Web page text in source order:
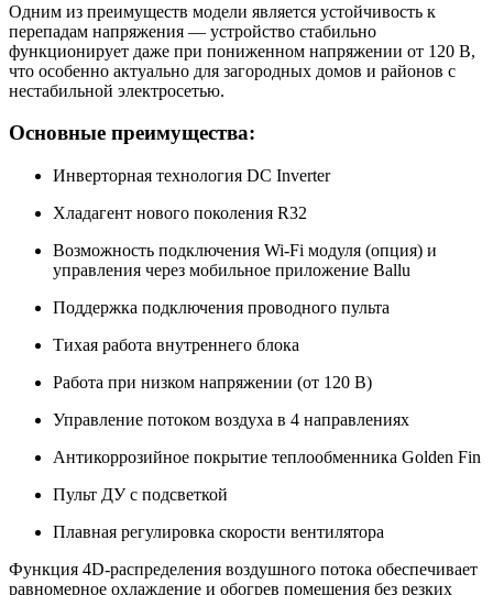
Одним из преимуществ модели является устойчивость к
перепадам напряжения — устройство стабильно
функционирует даже при пониженном напряжении от 120 В,
что особенно актуально для загородных домов и районов с
нестабильной электросетью.
Основные преимущества:
Инверторная технология DC Inverter
Хладагент нового поколения R32
Возможность подключения Wi-Fi модуля (опция) и
управления через мобильное приложение Ballu
Поддержка подключения проводного пульта
Тихая работа внутреннего блока
Работа при низком напряжении (от 120 В)
Управление потоком воздуха в 4 направлениях
Антикоррозийное покрытие теплообменника Golden Fin
Пульт ДУ с подсветкой
Плавная регулировка скорости вентилятора
Функция 4D-распределения воздушного потока обеспечивает
равномерное охлаждение и обогрев помещения без резких